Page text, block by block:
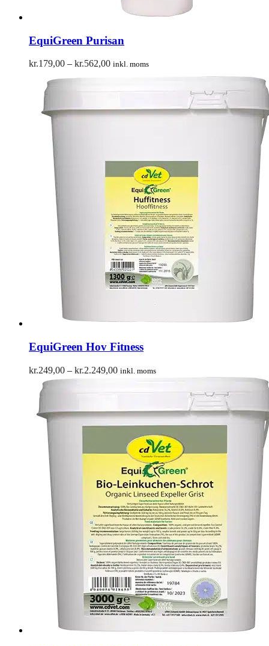
EquiGreen Purisan
kr.179,00 – kr.562,00Prisinterval:
inkl. moms
EquiGreen Hov Fitness
kr.249,00 – kr.2.249,00Prisinterval:
inkl. moms